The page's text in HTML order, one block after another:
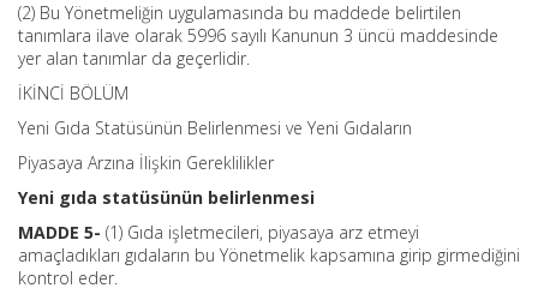
(2) Bu Yönetmeliğin uygulamasında bu maddede belirtilen
tanımlara ilave olarak 5996 sayılı Kanunun 3 üncü maddesinde
yer alan tanımlar da geçerlidir.
İKİNCİ BÖLÜM
Yeni Gıda Statüsünün Belirlenmesi ve Yeni Gıdaların
Piyasaya Arzına İlişkin Gereklilikler
Yeni gıda statüsünün belirlenmesi
MADDE 5- (1) Gıda işletmecileri, piyasaya arz etmeyi
amaçladıkları gıdaların bu Yönetmelik kapsamına girip girmediğini
kontrol eder.